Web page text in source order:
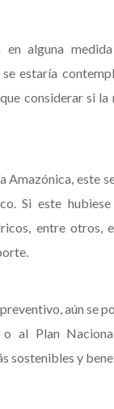
en alguna
estaría
considerar si
Amazónica, este
Si este
entre otros,
aún se
o al Plan
sostenibles y